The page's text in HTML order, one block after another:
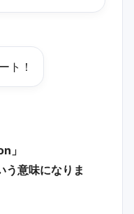
ト！
」
う意味になりま